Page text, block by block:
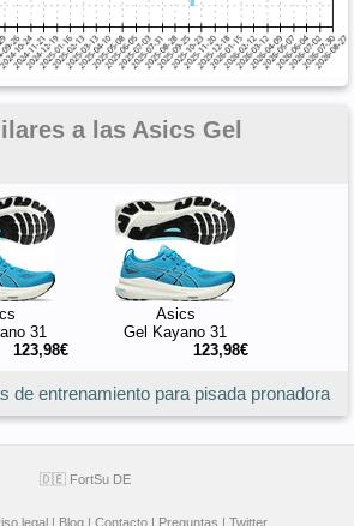
a las Asics Gel
31
123,98€
Asics
Gel Kayano 31
123,98€
de entrenamiento para pisada pronadora
🇩🇪 FortSu DE
legal | Blog | Contacto | Preguntas | Twitter